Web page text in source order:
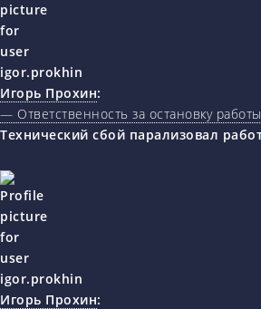
Игорь Прохин:
— Ответственность за остановку
Технический сбой парализовал
Игорь Прохин: